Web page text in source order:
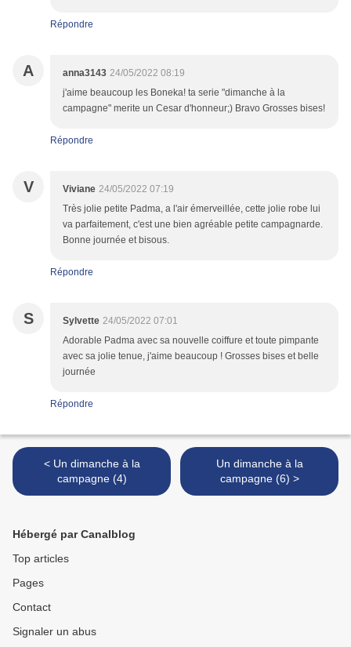
Répondre
A anna3143 24/05/2022 08:19
j'aime beaucoup les Boneka! ta serie "dimanche à la
campagne" merite un Cesar d'honneur;) Bravo Grosses bises!
Répondre
V Viviane 24/05/2022 07:19
Très jolie petite Padma, a l'air émerveillée, cette jolie robe lui
va parfaitement, c'est une bien agréable petite campagnarde.
Bonne journée et bisous.
Répondre
S Sylvette 24/05/2022 07:01
Adorable Padma avec sa nouvelle coiffure et toute pimpante
avec sa jolie tenue, j'aime beaucoup ! Grosses bises et belle
journée
Répondre
< Un dimanche à la
campagne (4)
Un dimanche à la
campagne (6) >
Hébergé par Canalblog
Top articles
Pages
Contact
Signaler un abus